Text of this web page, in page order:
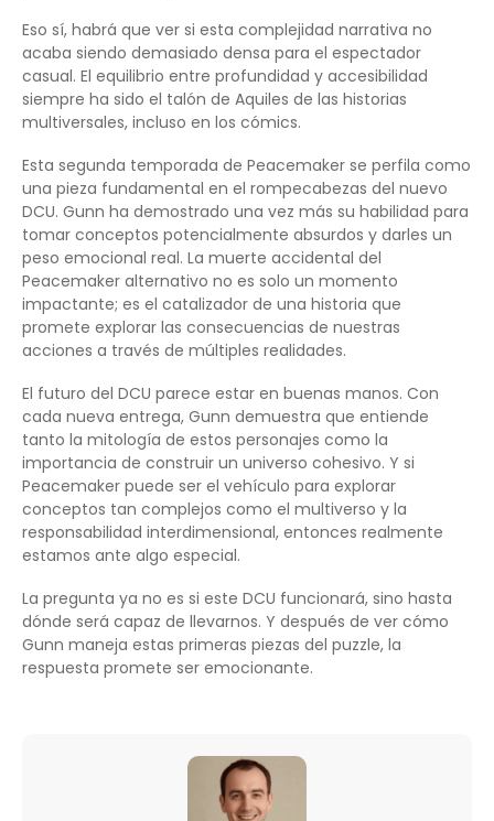
Eso sí, habrá que ver si esta complejidad narrativa no
acaba siendo demasiado densa para el espectador
casual. El equilibrio entre profundidad y accesibilidad
siempre ha sido el talón de Aquiles de las historias
multiversales, incluso en los cómics.
Esta segunda temporada de Peacemaker se perfila como
una pieza fundamental en el rompecabezas del nuevo
DCU. Gunn ha demostrado una vez más su habilidad para
tomar conceptos potencialmente absurdos y darles un
peso emocional real. La muerte accidental del
Peacemaker alternativo no es solo un momento
impactante; es el catalizador de una historia que
promete explorar las consecuencias de nuestras
acciones a través de múltiples realidades.
El futuro del DCU parece estar en buenas manos. Con
cada nueva entrega, Gunn demuestra que entiende
tanto la mitología de estos personajes como la
importancia de construir un universo cohesivo. Y si
Peacemaker puede ser el vehículo para explorar
conceptos tan complejos como el multiverso y la
responsabilidad interdimensional, entonces realmente
estamos ante algo especial.
La pregunta ya no es si este DCU funcionará, sino hasta
dónde será capaz de llevarnos. Y después de ver cómo
Gunn maneja estas primeras piezas del puzzle, la
respuesta promete ser emocionante.